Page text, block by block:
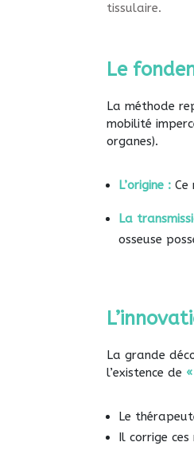
tissulaire.
Le
La méthode
mobilité
organes).
L’origine :
La
osseuse
La grande
l’existence de
Le
Il corrige